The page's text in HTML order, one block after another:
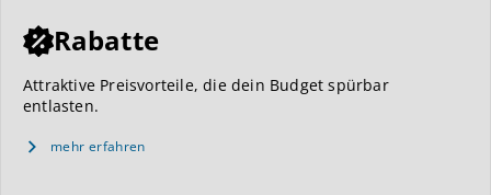
Rabatte
Attraktive Preisvorteile, die dein Budget spürbar
entlasten.
mehr erfahren